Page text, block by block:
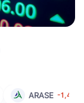
ARASE -1,43%